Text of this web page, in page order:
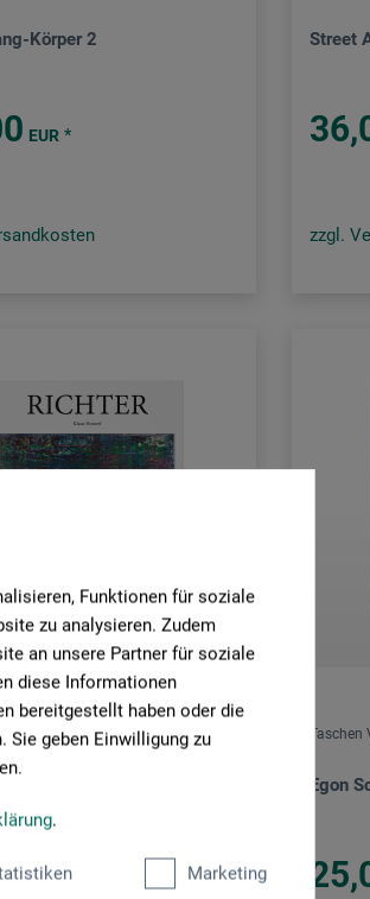
Funktionen für soziale
zu analysieren. Zudem
an unsere Partner für soziale
diese Informationen
bereitgestellt haben oder die
Sie geben Einwilligung zu
.
Marketing
Körper 2
EUR *
Street
zzgl.
EUR *
Taschen
Egon